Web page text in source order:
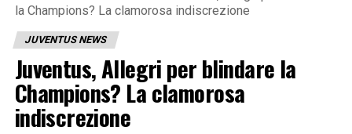
la Champions? La clamorosa indiscrezione
JUVENTUS NEWS
Juventus, Allegri per blindare la
Champions? La clamorosa
indiscrezione